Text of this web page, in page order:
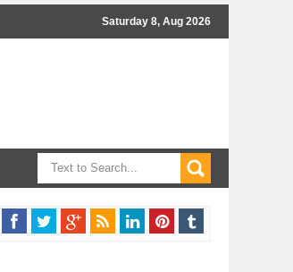
Saturday 8, Aug 2026